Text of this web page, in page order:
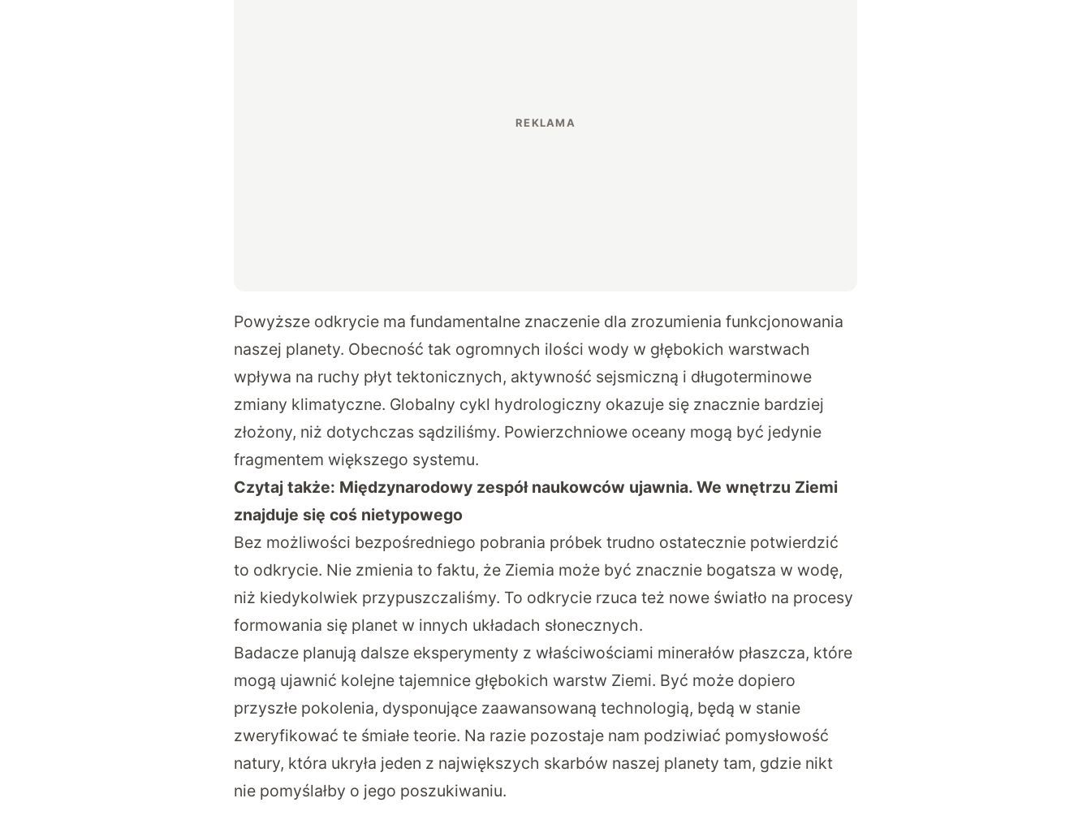
Powyższe odkrycie ma fundamentalne znaczenie dla zrozumienia funkcjonowania
naszej planety. Obecność tak ogromnych ilości wody w głębokich warstwach
wpływa na ruchy płyt tektonicznych, aktywność sejsmiczną i długoterminowe
zmiany klimatyczne. Globalny cykl hydrologiczny okazuje się znacznie bardziej
złożony, niż dotychczas sądziliśmy. Powierzchniowe oceany mogą być jedynie
fragmentem większego systemu.
Czytaj także: Międzynarodowy zespół naukowców ujawnia. We wnętrzu Ziemi
znajduje się coś nietypowego
Bez możliwości bezpośredniego pobrania próbek trudno ostatecznie potwierdzić
to odkrycie. Nie zmienia to faktu, że Ziemia może być znacznie bogatsza w wodę,
niż kiedykolwiek przypuszczaliśmy. To odkrycie rzuca też nowe światło na procesy
formowania się planet w innych układach słonecznych.
Badacze planują dalsze eksperymenty z właściwościami minerałów płaszcza, które
mogą ujawnić kolejne tajemnice głębokich warstw Ziemi. Być może dopiero
przyszłe pokolenia, dysponujące zaawansowaną technologią, będą w stanie
zweryfikować te śmiałe teorie. Na razie pozostaje nam podziwiać pomysłowość
natury, która ukryła jeden z największych skarbów naszej planety tam, gdzie nikt
nie pomyślałby o jego poszukiwaniu.